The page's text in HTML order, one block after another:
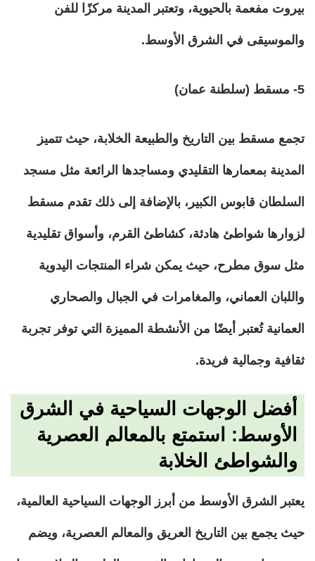
بيروت مفعمة بالحيوية، وتعتبر المدينة مركزًا للفن
والموسيقى في الشرق الأوسط.
5- مسقط (سلطنة عمان)
تجمع مسقط بين التاريخ والطبيعة الخلابة، حيث تتميز
المدينة بمعمارها التقليدي ومساجدها الرائعة مثل مسجد
السلطان قابوس الكبير، بالإضافة إلى ذلك تقدم مسقط
لزوارها شواطئ هادئة، كشاطئ القرم، وأسواق تقليدية
مثل سوق مطرح، حيث يمكن شراء المنتجات اليدوية
واللبان العماني، والمغامرات في الجبال والصحاري
العمانية تُعتبر أيضًا من الأنشطة المميزة التي توفر تجربة
ثقافية وجمالية فريدة.
أفضل الوجهات السياحية في الشرق
الأوسط: استمتع بالمعالم العصرية
والشواطئ الخلابة
يعتبر الشرق الأوسط من أبرز الوجهات السياحية العالمية،
حيث يجمع بين التاريخ العريق والمعالم العصرية، ويضم